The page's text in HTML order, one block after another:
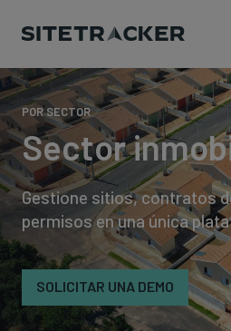
Skip
to
contentPOR SECTOR
Sector
Gestione sitios, contratos
permisos en una única
SOLICITAR UNA DEMO